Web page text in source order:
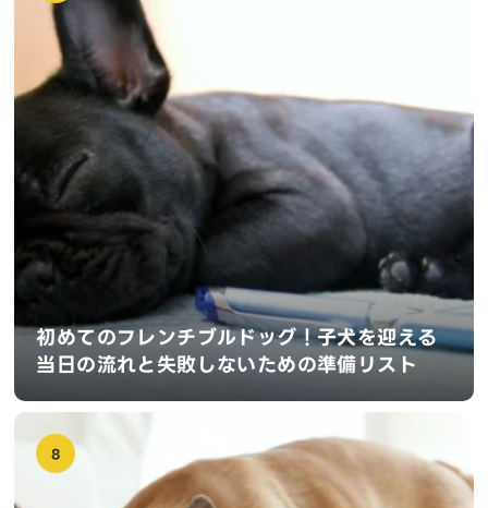
初めてのフレンチブルドッグ！子犬を迎える
当日の流れと失敗しないための準備リスト
8